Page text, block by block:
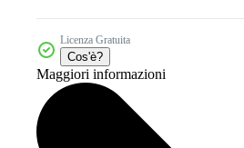
Licenza Gratuita
Cos'è?
Maggiori informazioni